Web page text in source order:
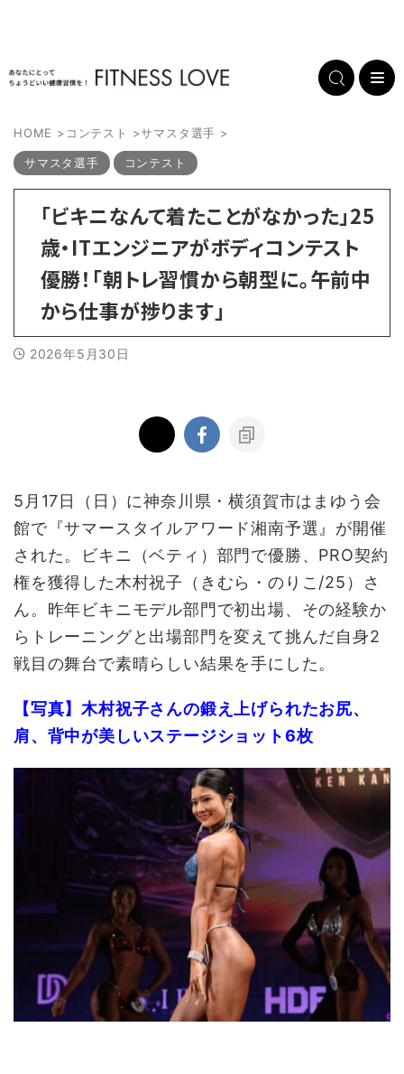
HOME > コンテスト >サマスタ選手 >
サマスタ選手 コンテスト
「ビキニなんて着たことがなかった」25
歳・ITエンジニアがボディコンテスト
優勝！「朝トレ習慣から朝型に。午前中
から仕事が捗ります」
2026年5月30日
5 月 17日（日）に神奈川県・横須賀市はまゆう会
館で『サマースタイルアワード湘南予選』が開催
された。ビキニ（ベティ）部門で優勝、 PRO契約
権を獲得した木村祝子（きむら・のりこ /25 ）さ
ん。昨年ビキニモデル部門で初出場、その経験か
らトレーニングと出場部門を変えて挑んだ自身2
戦目の舞台で素晴らしい結果を手にした。
【写真】木村祝子さんの鍛え上げられたお尻、
肩、背中が美しいステージショット6枚